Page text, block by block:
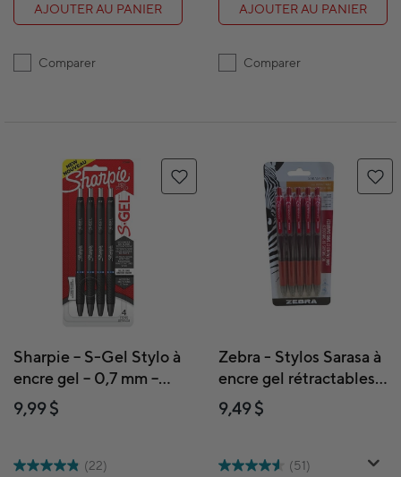
AJOUTER AU PANIER
Comparer
AJOUTER AU PANIER
Comparer
Sharpie – S-Gel Stylo à
encre gel – 0,7 mm –
bleu – paquet de 4
9,99 $
(22)
Zebra - Stylos Sarasa à
encre gel rétractables –
0,7 mm – rouge –
paquet de 5
9,49 $
(51)